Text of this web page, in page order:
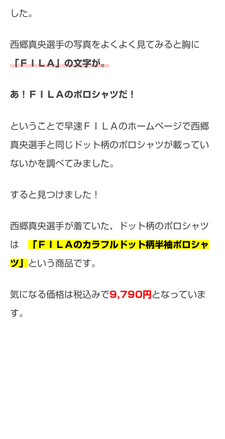
した。
西郷真央選手の写真をよくよく見てみると胸に
「ＦＩＬＡ」の文字が。
あ！ＦＩＬＡのポロシャツだ！
ということで早速ＦＩＬＡのホームページで西郷
真央選手と同じドット柄のポロシャツが載ってい
ないかを調べてみました。
すると見つけました！
西郷真央選手が着ていた、ドット柄のポロシャツ
は 「ＦＩＬＡのカラフルドット柄半袖ポロシャ
ツ」 という商品です。
気になる価格は税込みで9,790円 となっていま
す。